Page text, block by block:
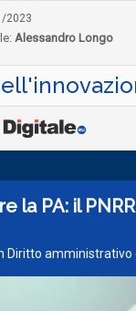
2023
Alessandro Longo
la PA: il
Diritto